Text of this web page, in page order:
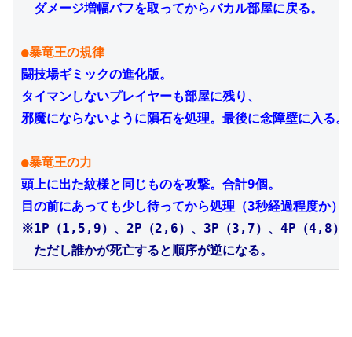
ダメージ増幅バフを取ってからバカル部屋に戻る。
●暴竜王の規律
闘技場ギミックの進化版。
タイマンしないプレイヤーも部屋に残り、
邪魔にならないように隕石を処理。最後に念障壁に入る。
●暴竜王の力
頭上に出た紋様と同じものを攻撃。合計9個。
目の前にあっても少し待ってから処理（3秒経過程度か）
※1P（1,5,9）、2P（2,6）、3P（3,7）、4P（4,8）
ただし誰かが死亡すると順序が逆になる。